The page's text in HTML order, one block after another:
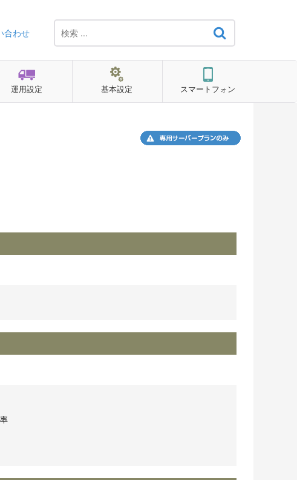
合わせ
運用設定 基本設定 スマートフォン